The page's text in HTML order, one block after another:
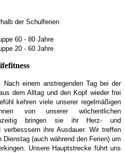
der Schulferien
60 - 80 Jahre
20 - 60 Jahre
einem anstregenden Tag bei der
dem Alltag und den Kopf wieder frei
kehren viele unserer regelmäßigen
von unserer wöchentlichen
bringen sie ihr Herz- und
ihre Ausdauer. Wir treffen
(auch während den Ferien) um
Unsere Hauptstrecke führt uns